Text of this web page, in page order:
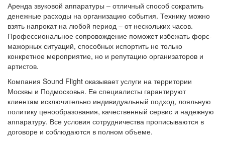
Аренда звуковой аппаратуры – отличный способ сократить
денежные расходы на организацию события. Технику можно
взять напрокат на любой период – от нескольких часов.
Профессиональное сопровождение поможет избежать форс-
мажорных ситуаций, способных испортить не только
конкретное мероприятие, но и репутацию организаторов и
артистов.
Компания Sound Flight оказывает услуги на территории
Москвы и Подмосковья. Ее специалисты гарантируют
клиентам исключительно индивидуальный подход, лояльную
политику ценообразования, качественный сервис и надежную
аппаратуру. Все условия сотрудничества прописываются в
договоре и соблюдаются в полном объеме.